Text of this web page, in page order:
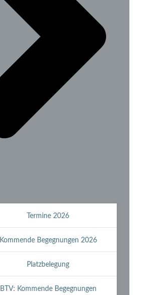
Termine 2026
Kommende Begegnungen 2026
Platzbelegung
BTV: Kommende Begegnungen